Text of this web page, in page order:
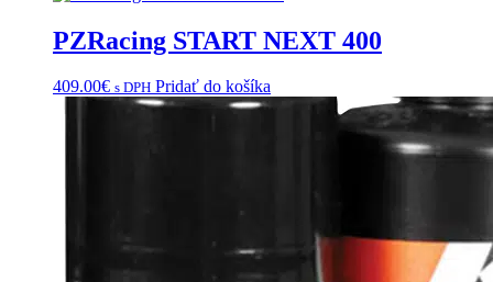
PZRacing START NEXT 400
409.00€ s DPH Pridať do košíka